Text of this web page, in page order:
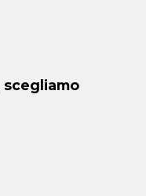
scegliamo